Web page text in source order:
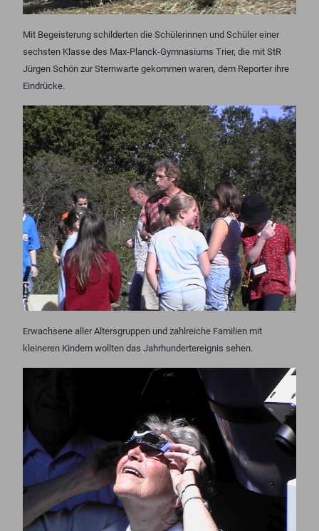
Mit Begeisterung schilderten die Schülerinnen und Schüler einer
sechsten Klasse des Max-Planck-Gymnasiums Trier, die mit StR
Jürgen Schön zur Sternwarte gekommen waren, dem Reporter ihre
Eindrücke.
Erwachsene aller Altersgruppen und zahlreiche Familien mit
kleineren Kindern wollten das Jahrhundertereignis sehen.